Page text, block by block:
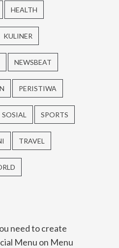
HEALTH
KULINER
NEWSBEAT
PERISTIWA
SOSIAL SPORTS
TRAVEL
need to create
Menu on Menu